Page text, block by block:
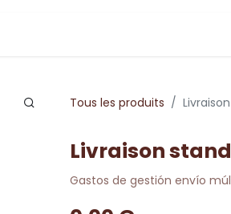
Tous les produits
Livraison
Gastos de gestión envío